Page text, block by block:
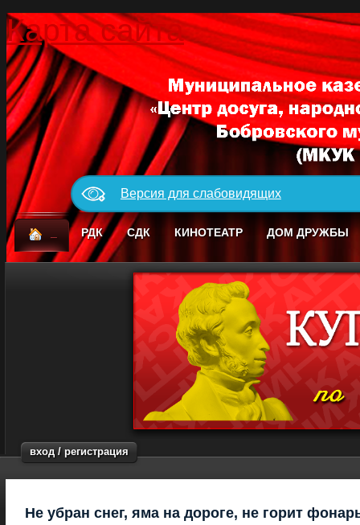
Карта сайта
Версия для слабовидящих
РДК СДК КИНОТЕАТР ДОМ ДРУЖБЫ
вход / регистрация
Не убран снег, яма на дороге, не горит